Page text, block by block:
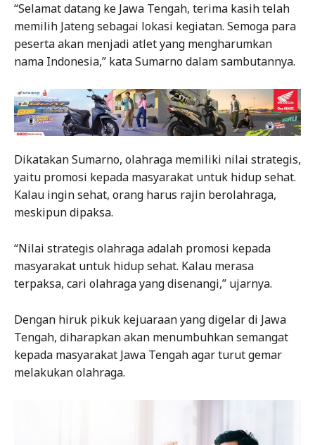
“Selamat datang ke Jawa Tengah, terima kasih telah
memilih Jateng sebagai lokasi kegiatan. Semoga para
peserta akan menjadi atlet yang mengharumkan
nama Indonesia,” kata Sumarno dalam sambutannya.
Dikatakan Sumarno, olahraga memiliki nilai strategis,
yaitu promosi kepada masyarakat untuk hidup sehat.
Kalau ingin sehat, orang harus rajin berolahraga,
meskipun dipaksa.
“Nilai strategis olahraga adalah promosi kepada
masyarakat untuk hidup sehat. Kalau merasa
terpaksa, cari olahraga yang disenangi,” ujarnya.
Dengan hiruk pikuk kejuaraan yang digelar di Jawa
Tengah, diharapkan akan menumbuhkan semangat
kepada masyarakat Jawa Tengah agar turut gemar
melakukan olahraga.